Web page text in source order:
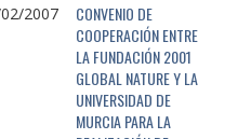
2007
CONVENIO DE
COOPERACIÓN ENTRE
LA FUNDACIÓN 2001
GLOBAL NATURE Y LA
UNIVERSIDAD DE
MURCIA PARA LA